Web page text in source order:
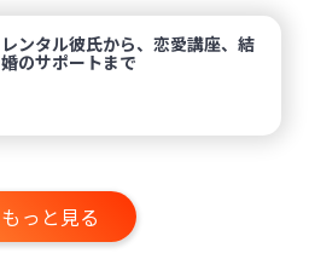
レンタル彼氏から、恋愛講座、結
婚のサポートまで
もっと見る